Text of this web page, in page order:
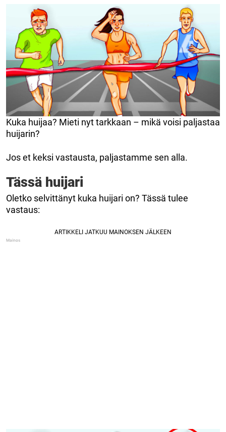
Kuka huijaa? Mieti nyt tarkkaan – mikä voisi paljastaa
huijarin?
Jos et keksi vastausta, paljastamme sen alla.
Tässä huijari
Oletko selvittänyt kuka huijari on? Tässä tulee
vastaus: